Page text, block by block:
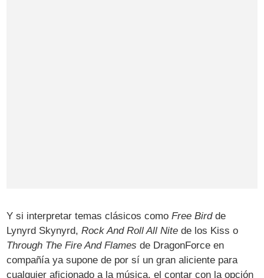
Y si interpretar temas clásicos comoFree Birdde
Lynyrd Skynyrd,Rock And Roll All Nite de los Kiss o
Through The Fire And Flames de DragonForce en
compañía ya supone de por sí un gran aliciente para
cualquier aficionado a la música, el contar con la opción